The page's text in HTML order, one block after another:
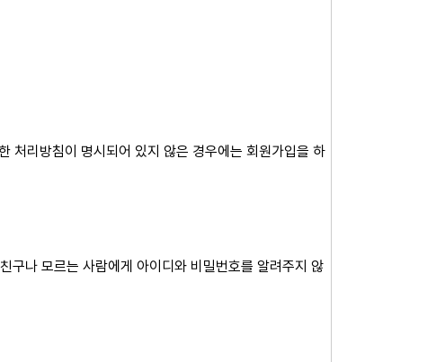
처리방침이 명시되어 있지 않은 경우에는 회원가입을 하
구나 모르는 사람에게 아이디와 비밀번호를 알려주지 않